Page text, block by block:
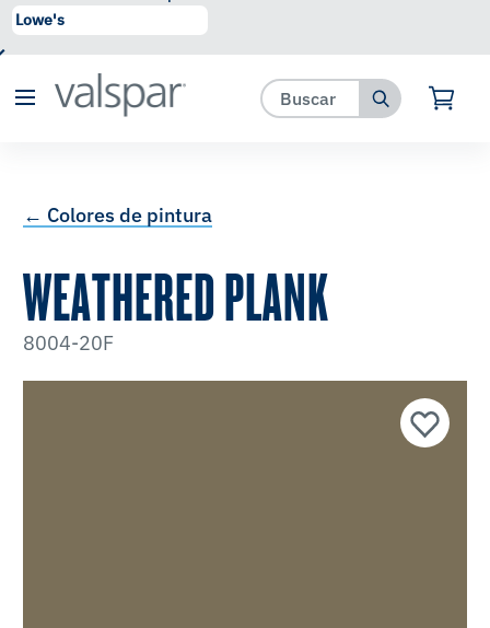
se ha agregado a favoritos.
← Colores de pintura
WEATHERED PLANK
8004-20F